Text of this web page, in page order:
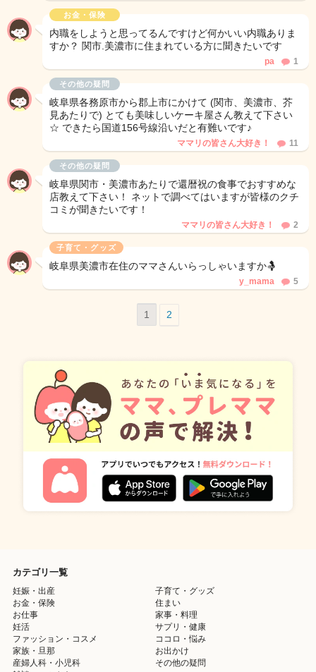
お金・保険
内職をしようと思ってるんですけど何かいい内職ありま
すか？ 関市.美濃市に住まれている方に聞きたいです
pa 1
その他の疑問
岐阜県各務原市から郡上市にかけて (関市、美濃市、芥
見あたりで) とても美味しいケーキ屋さん教えて下さい
☆ できたら国道156号線沿いだと有難いです♪
ママリの皆さん大好き！ 11
その他の疑問
岐阜県関市・美濃市あたりで還暦祝の食事でおすすめな
店教えて下さい！ ネットで調べてはいますが皆様のクチ
コミが聞きたいです！
ママリの皆さん大好き！ 2
子育て・グッズ
岐阜県美濃市在住のママさんいらっしゃいますか🤱
y_mama 5
1 2
カテゴリ一覧
妊娠・出産
子育て・グッズ
お金・保険
住まい
お仕事
家事・料理
妊活
サプリ・健康
ファッション・コスメ
ココロ・悩み
家族・旦那
お出かけ
産婦人科・小児科
その他の疑問